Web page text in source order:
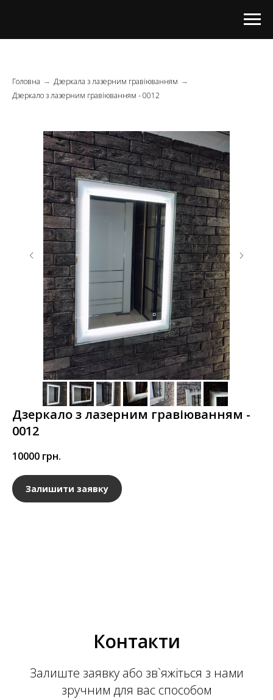
Головна → Дзеркала з лазерним гравіюванням →
Дзеркало з лазерним гравіюванням - 0012
Дзеркало з лазерним гравіюванням -
0012
10000 грн.
Залишити заявку
Контакти
Залиште заявку або зв`яжіться з нами
зручним для вас способом